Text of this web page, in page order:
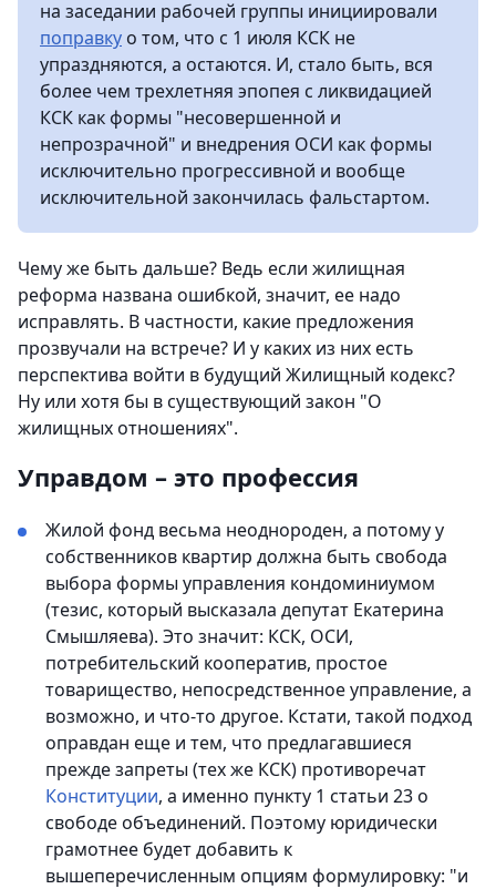
на заседании рабочей группы инициировали
поправку о том, что с 1 июля КСК не
упраздняются, а остаются. И, стало быть, вся
более чем трехлетняя эпопея с ликвидацией
КСК как формы "несовершенной и
непрозрачной" и внедрения ОСИ как формы
исключительно прогрессивной и вообще
исключительной закончилась фальстартом.
Чему же быть дальше? Ведь если жилищная
реформа названа ошибкой, значит, ее надо
исправлять. В частности, какие предложения
прозвучали на встрече? И у каких из них есть
перспектива войти в будущий Жилищный кодекс?
Ну или хотя бы в существующий закон "О
жилищных отношениях".
Управдом – это профессия
Жилой фонд весьма неоднороден, а потому у
собственников квартир должна быть свобода
выбора формы управления кондоминиумом
(тезис, который высказала депутат Екатерина
Смышляева). Это значит: КСК, ОСИ,
потребительский кооператив, простое
товарищество, непосредственное управление, а
возможно, и что-то другое. Кстати, такой подход
оправдан еще и тем, что предлагавшиеся
прежде запреты (тех же КСК) противоречат
Конституции, а именно пункту 1 статьи 23 о
свободе объединений. Поэтому юридически
грамотнее будет добавить к
вышеперечисленным опциям формулировку: "и